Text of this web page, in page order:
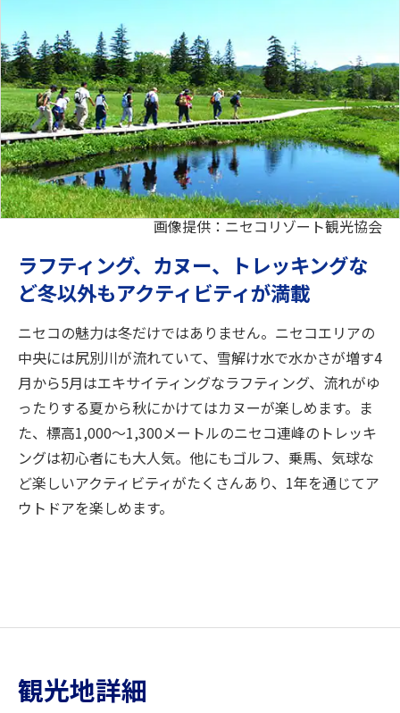
画像提供：ニセコリゾート観光協会
ラフティング、カヌー、トレッキングな
ど冬以外もアクティビティが満載
ニセコの魅力は冬だけではありません。ニセコエリアの
中央には尻別川が流れていて、雪解け水で水かさが増す4
月から5月はエキサイティングなラフティング、流れがゆ
ったりする夏から秋にかけてはカヌーが楽しめます。ま
た、標高1,000～1,300メートルのニセコ連峰のトレッキ
ングは初心者にも大人気。他にもゴルフ、乗馬、気球な
ど楽しいアクティビティがたくさんあり、1年を通じてア
ウトドアを楽しめます。
観光地詳細